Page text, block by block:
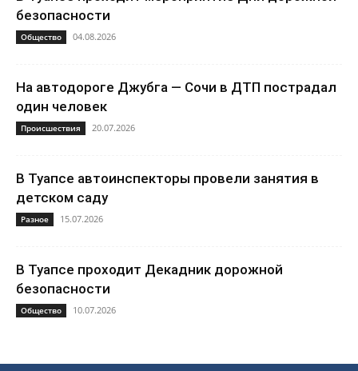
безопасности
Общество 04.08.2026
На автодороге Джубга — Сочи в ДТП пострадал
один человек
Происшествия 20.07.2026
В Туапсе автоинспекторы провели занятия в
детском саду
Разное 15.07.2026
В Туапсе проходит Декадник дорожной
безопасности
Общество 10.07.2026